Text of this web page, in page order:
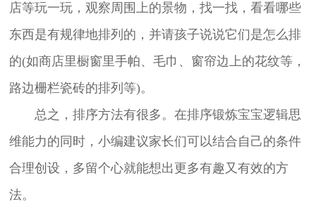
店等玩一玩，观察周围上的景物，找一找，看看哪些
东西是有规律地排列的，并请孩子说说它们是怎么排
的(如商店里橱窗里手帕、毛巾、窗帘边上的花纹等，
路边栅栏瓷砖的排列等)。
总之，排序方法有很多。在排序锻炼宝宝逻辑思
维能力的同时，小编建议家长们可以结合自己的条件
合理创设，多留个心就能想出更多有趣又有效的方
法。